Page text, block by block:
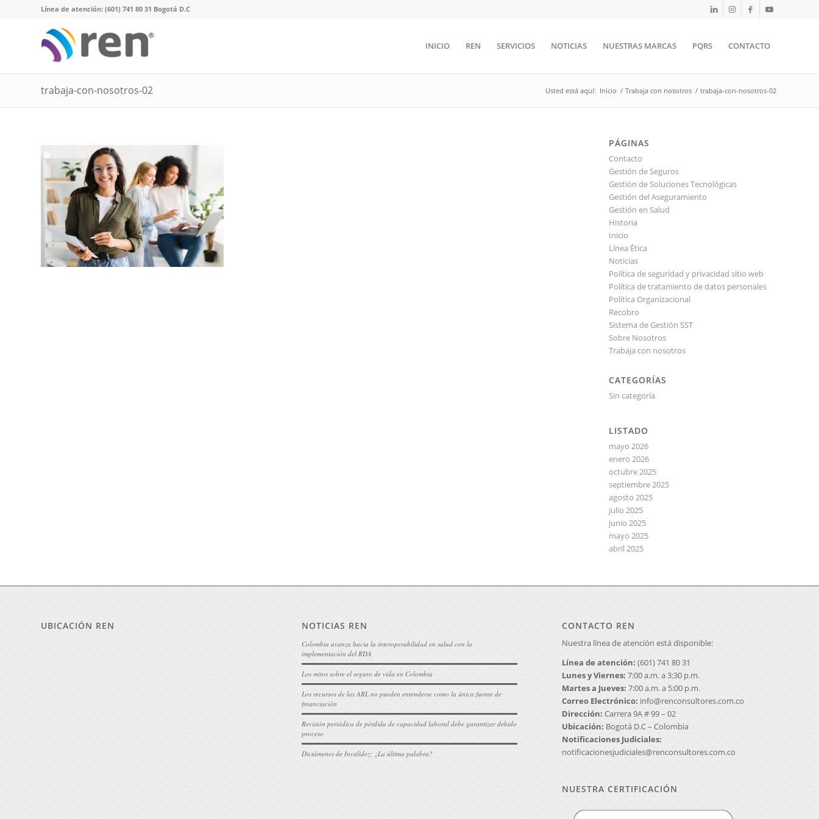
Línea de atención: (601) 741 80 31 Bogotá D.C
INICIO REN SERVICIOS NOTICIAS NUESTRAS MARCAS PQRS CONTACTO
trabaja-con-nosotros-02 Usted está aquí: Inicio / Trabaja con nosotros / trabaja-con-nosotros-02
PÁGINAS
Contacto
Gestión de Seguros
Gestión de Soluciones Tecnológicas
Gestión del Aseguramiento
Gestión en Salud
Historia
Inicio
Línea Ética
Noticias
Política de seguridad y privacidad sitio web
Política de tratamiento de datos personales
Política Organizacional
Recobro
Sistema de Gestión SST
Sobre Nosotros
Trabaja con nosotros
CATEGORÍAS
Sin categoría
LISTADO
mayo 2026
enero 2026
octubre 2025
septiembre 2025
agosto 2025
julio 2025
junio 2025
mayo 2025
abril 2025
UBICACIÓN REN NOTICIAS REN
Colombia avanza hacia la interoperabilidad en salud con la
implementación del RDA
Los mitos sobre el seguro de vida en Colombia
Los recursos de las ARL no pueden entenderse como la única fuente de
financiación
Revisión periódica de pérdida de capacidad laboral debe garantizar debido
proceso
Dictámenes de Invalidez: ¿La última palabra?
CONTACTO REN
Nuestra línea de atención está disponible:
Línea de atención:(601) 741 80 31
Lunes y Viernes:7:00 a.m. a 3:30 p.m.
Martes a Jueves:7:00 a.m. a 5:00 p.m.
Correo Electrónico: info@renconsultores.com.co
Dirección:Carrera 9A # 99 – 02
Ubicación: Bogotá D.C – Colombia
Notificaciones Judiciales:
notificacionesjudiciales@renconsultores.com.co
NUESTRA CERTIFICACIÓN